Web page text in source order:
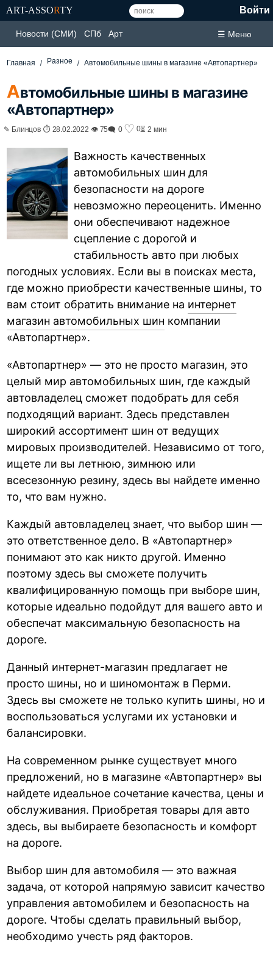
ART-ASSORTY Войти
Новости (СМИ) СПб Арт ☰ Меню
Главная Разное Автомобильные шины в магазине «Автопартнер»
Автомобильные шины в магазине
«Автопартнер»
✎ Блинцов ⏱ 28.02.2022 👁 75🗨 0 ♡ 0⏳ 2 мин
Важность качественных
автомобильных шин для
безопасности на дороге
невозможно переоценить. Именно
они обеспечивают надежное
сцепление с дорогой и
стабильность авто при любых
погодных условиях. Если вы в поисках места,
где можно приобрести качественные шины, то
вам стоит обратить внимание на интернет
магазин автомобильных шин компании
«Автопартнер».
«Автопартнер» — это не просто магазин, это
целый мир автомобильных шин, где каждый
автовладелец сможет подобрать для себя
подходящий вариант. Здесь представлен
широкий ассортимент шин от ведущих
мировых производителей. Независимо от того,
ищете ли вы летнюю, зимнюю или
всесезонную резину, здесь вы найдете именно
то, что вам нужно.
Каждый автовладелец знает, что выбор шин —
это ответственное дело. В «Автопартнер»
понимают это как никто другой. Именно
поэтому здесь вы сможете получить
квалифицированную помощь при выборе шин,
которые идеально подойдут для вашего авто и
обеспечат максимальную безопасность на
дороге.
Данный интернет-магазин предлагает не
просто шины, но и шиномонтаж в Перми.
Здесь вы сможете не только купить шины, но и
воспользоваться услугами их установки и
балансировки.
На современном рынке существует много
предложений, но в магазине «Автопартнер» вы
найдете идеальное сочетание качества, цены и
обслуживания. Приобретая товары для авто
здесь, вы выбираете безопасность и комфорт
на дороге.
Выбор шин для автомобиля — это важная
задача, от которой напрямую зависит качество
управления автомобилем и безопасность на
дороге. Чтобы сделать правильный выбор,
необходимо учесть ряд факторов.